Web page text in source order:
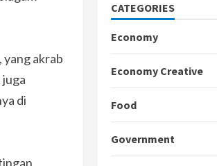
yang akrab
di
CATEGORIES
Economy
Economy Creative
Food
Government